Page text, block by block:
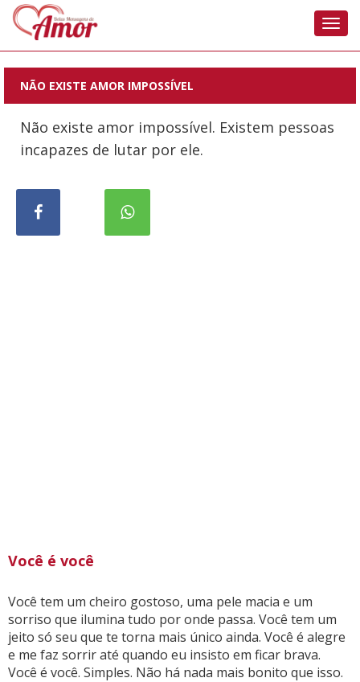
NÃO EXISTE AMOR IMPOSSÍVEL
Não existe amor impossível. Existem pessoas
incapazes de lutar por ele.
Você é você
Você tem um cheiro gostoso, uma pele macia e um
sorriso que ilumina tudo por onde passa. Você tem um
jeito só seu que te torna mais único ainda. Você é alegre
e me faz sorrir até quando eu insisto em ficar brava.
Você é você. Simples. Não há nada mais bonito que isso.